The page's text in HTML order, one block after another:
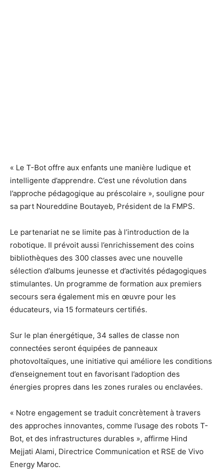
« Le T-Bot offre aux enfants une manière ludique et
intelligente d’apprendre. C’est une révolution dans
l’approche pédagogique au préscolaire », souligne pour
sa part Noureddine Boutayeb, Président de la FMPS.
Le partenariat ne se limite pas à l’introduction de la
robotique. Il prévoit aussi l’enrichissement des coins
bibliothèques des 300 classes avec une nouvelle
sélection d’albums jeunesse et d’activités pédagogiques
stimulantes. Un programme de formation aux premiers
secours sera également mis en œuvre pour les
éducateurs, via 15 formateurs certifiés.
Sur le plan énergétique, 34 salles de classe non
connectées seront équipées de panneaux
photovoltaïques, une initiative qui améliore les conditions
d’enseignement tout en favorisant l’adoption des
énergies propres dans les zones rurales ou enclavées.
« Notre engagement se traduit concrètement à travers
des approches innovantes, comme l’usage des robots T-
Bot, et des infrastructures durables », affirme Hind
Mejjati Alami, Directrice Communication et RSE de Vivo
Energy Maroc.